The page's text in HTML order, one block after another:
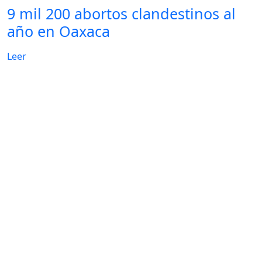
9 mil 200 abortos clandestinos al
año en Oaxaca
Leer